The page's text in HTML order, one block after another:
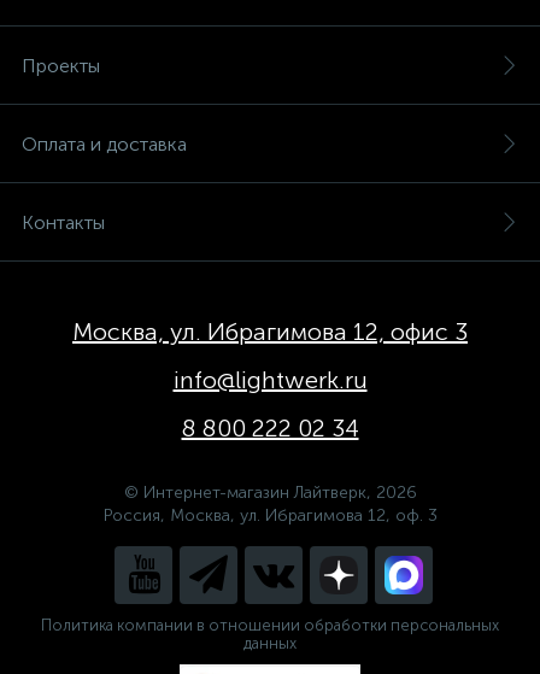
Проекты
Оплата и доставка
Контакты
Москва, ул. Ибрагимова 12, офис 3
info@lightwerk.ru
8 800 222 02 34
© Интернет-магазин Лайтверк, 2026
Россия, Москва, ул. Ибрагимова 12, оф. 3
Политика компании в отношении обработки персональных
данных